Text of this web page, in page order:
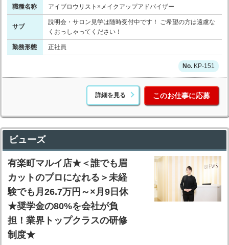
職種名称 アイブロウリスト×メイクアップアドバイザー
サブ
説明会・サロン見学は随時受付中です！ ご希望の方は遠慮な
くおっしゃってください！
勤務形態 正社員
KP-151
詳細を見る このお仕事に応募
ビューズ
有楽町マルイ店★＜誰でも眉
カットのプロになれる＞未経
験でも月26.7万円～×月9日休
★奨学金の80%を会社が負
担！業界トップクラスの研修
制度★